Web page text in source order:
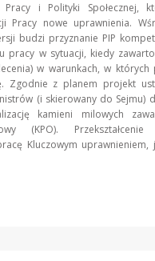
Pracy i Polityki Społecznej,
Pracy nowe uprawnienia.
budzi przyznanie PIP
pracy w sytuacji, kiedy
w warunkach, w których
Zgodnie z planem projekt
(i skierowany do Sejmu)
kamieni milowych
(KPO). Przekształcenie
Kluczowym uprawnieniem,